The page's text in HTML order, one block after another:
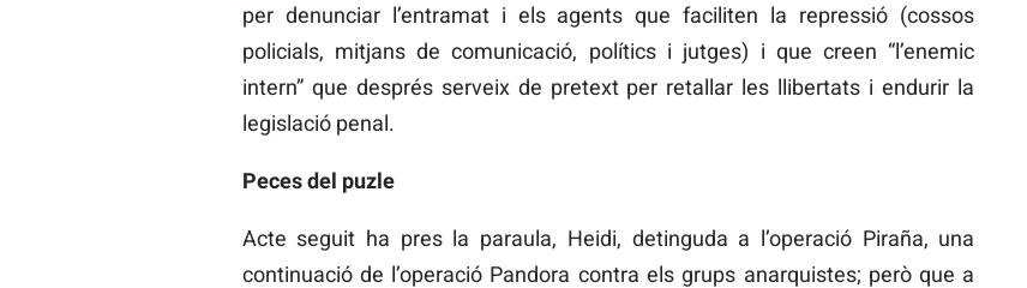
per denunciar l’entramat i els agents que faciliten la repressió (cossos
policials, mitjans de comunicació, polítics i jutges) i que creen “l’enemic
intern” que després serveix de pretext per retallar les llibertats i endurir la
legislació penal.
Peces del puzle
Acte seguit ha pres la paraula, Heidi, detinguda a l’operació Piraña, una
continuació de l’operació Pandora contra els grups anarquistes; però que a